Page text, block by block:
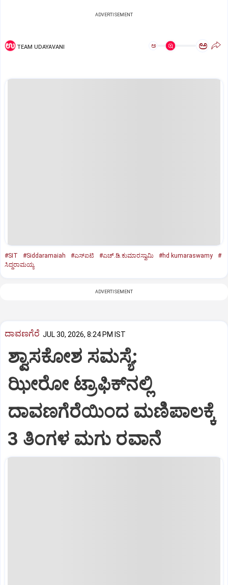
ADVERTISEMENT
TEAM UDAYAVANI ಅ ಅ
#SIT #Siddaramaiah #ಎಸ್‌ಐಟಿ #ಎಚ್‌.ಡಿ.ಕುಮಾರಸ್ವಾಮಿ #hd kumaraswamy
#
ಸಿದ್ದರಾಮಯ್ಯ
ADVERTISEMENT
ದಾವಣಗೆರೆ JUL 30, 2026, 8:24 PM IST
ಶ್ವಾಸಕೋಶ ಸಮಸ್ಯೆ:
ಝೀರೋ ಟ್ರಾಫಿಕ್‌ನಲ್ಲಿ
ದಾವಣಗೆರೆಯಿಂದ ಮಣಿಪಾಲಕ್ಕೆ
3 ತಿಂಗಳ ಮಗು ರವಾನೆ